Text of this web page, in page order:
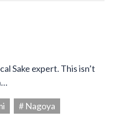
Sake expert. This isn’t
# Nagoya